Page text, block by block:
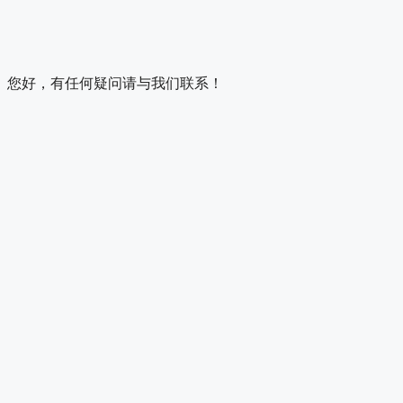
您好，有任何疑问请与我们联系！